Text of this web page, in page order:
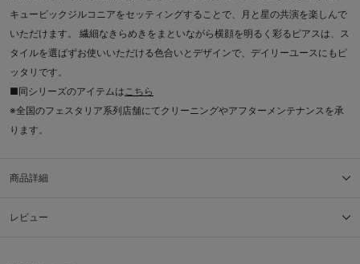
キュービックジルコニアをセッティングすることで、月と星の共演を楽しんで
いただけます。 繊細なきらめきをまといながら横顔を明るく彩るピアスは、ス
タイルを選ばずお使いいただける色合いとデザインで、デイリーユースにもピ
ッタリです。
■同シリーズのアイテムは こちら
※全国のフェスタリア系列店舗にてクリーニングやアフターメンテナンスを承
ります。
商品詳細
レビュー